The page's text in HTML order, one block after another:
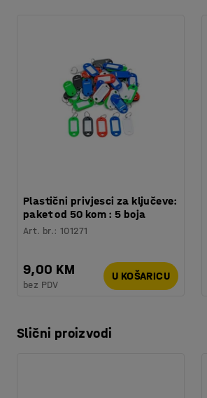
Plastični privjesci za ključeve:
paket od 50 kom : 5 boja
Art. br.:101271
9,00 KM
bez PDV
U KOŠARICU
Slični proizvodi